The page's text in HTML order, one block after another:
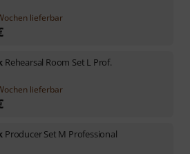
lieferbar
Rehearsal Room Set L Prof.
lieferbar
Producer Set M Professional